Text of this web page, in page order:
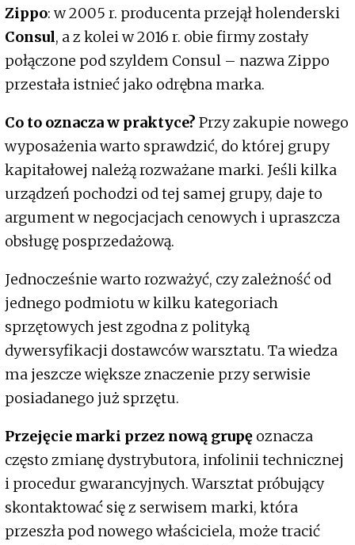
Zippo: w 2005 r. producenta przejął holenderski
Consul, a z kolei w 2016 r. obie firmy zostały
połączone pod szyldem Consul – nazwa Zippo
przestała istnieć jako odrębna marka.
Co to oznacza w praktyce? Przy zakupie nowego
wyposażenia warto sprawdzić, do której grupy
kapitałowej należą rozważane marki. Jeśli kilka
urządzeń pochodzi od tej samej grupy, daje to
argument w negocjacjach cenowych i upraszcza
obsługę posprzedażową.
Jednocześnie warto rozważyć, czy zależność od
jednego podmiotu w kilku kategoriach
sprzętowych jest zgodna z polityką
dywersyfikacji dostawców warsztatu. Ta wiedza
ma jeszcze większe znaczenie przy serwisie
posiadanego już sprzętu.
Przejęcie marki przez nową grupę oznacza
często zmianę dystrybutora, infolinii technicznej
i procedur gwarancyjnych. Warsztat próbujący
skontaktować się z serwisem marki, która
przeszła pod nowego właściciela, może tracić